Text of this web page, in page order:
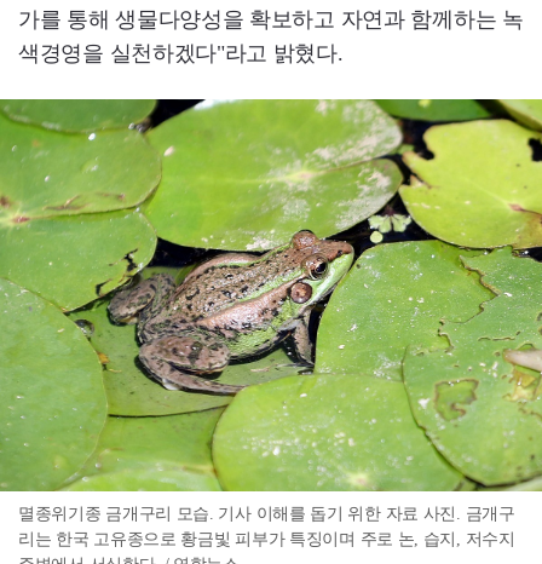
가를 통해 생물다양성을 확보하고 자연과 함께하는 녹
색경영을 실천하겠다"라고 밝혔다.
멸종위기종 금개구리 모습. 기사 이해를 돕기 위한 자료 사진. 금개구
리는 한국 고유종으로 황금빛 피부가 특징이며 주로 논, 습지, 저수지